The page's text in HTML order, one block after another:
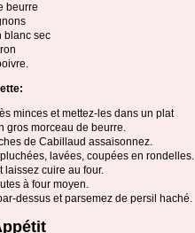
beurre
blanc sec
minces et mettez-les dans un plat
gros morceau de beurre.
de Cabillaud assaisonnez.
lavées, coupées en rondelles.
laissez cuire au four.
à four moyen.
dessus et parsemez de persil haché.